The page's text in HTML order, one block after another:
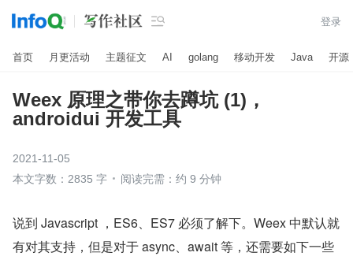
 登录
首页 月更活动 主题征文 AI golang 移动开发 Java 开源
Weex 原理之带你去蹲坑 (1)，
androidui 开发工具
2021-11-05
本文字数：2835 字
阅读完需：约 9 分钟
说到 Javascript ，ES6、ES7 必须了解下。Weex 中默认就
有对其支持，但是对于 async、await 等，还需要如下一些